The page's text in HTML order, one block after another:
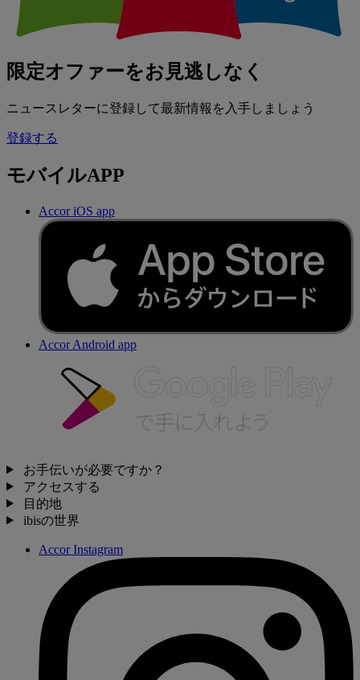
限定オファーをお見逃しなく
ニュースレターに登録して最新情報を入手しましょう
登録する
モバイルAPP
Accor iOS app
Accor Android app
お手伝いが必要ですか？
アクセスする
目的地
ibisの世界
Accor Instagram